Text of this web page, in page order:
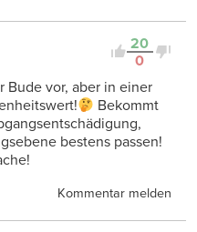
20
0
Bude vor, aber in einer
Bekommt
bestens passen!
Kommentar melden